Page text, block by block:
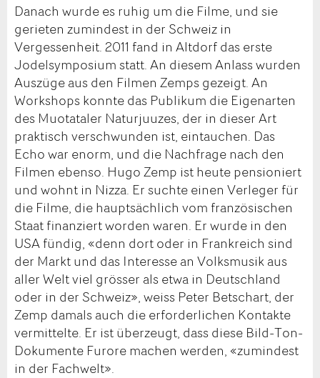
Danach wurde es ruhig um die Filme, und sie
gerieten zumindest in der Schweiz in
Vergessenheit. 2011 fand in Altdorf das erste
Jodelsymposium statt. An diesem Anlass wurden
Auszüge aus den Filmen Zemps gezeigt. An
Workshops konnte das Publikum die Eigenarten
des Muotataler Naturjuuzes, der in dieser Art
praktisch verschwunden ist, eintauchen. Das
Echo war enorm, und die Nachfrage nach den
Filmen ebenso. Hugo Zemp ist heute pensioniert
und wohnt in Nizza. Er suchte einen Verleger für
die Filme, die hauptsächlich vom französischen
Staat finanziert worden waren. Er wurde in den
USA fündig, «denn dort oder in Frankreich sind
der Markt und das Interesse an Volksmusik aus
aller Welt viel grösser als etwa in Deutschland
oder in der Schweiz», weiss Peter Betschart, der
Zemp damals auch die erforderlichen Kontakte
vermittelte. Er ist überzeugt, dass diese Bild-Ton-
Dokumente Furore machen werden, «zumindest
in der Fachwelt».